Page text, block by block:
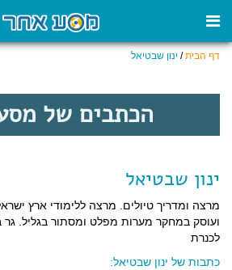
דף הבית/ ינון שבטיאל
הכתבים של
ינון שבטיאל
מרצה ומדריך טיולים. מרצה ללימודי ארץ
ועוסק במחקר מערות מפלט ומסתור בגליל. גר
לכנרת
כתבות של ינון שבטיאל: